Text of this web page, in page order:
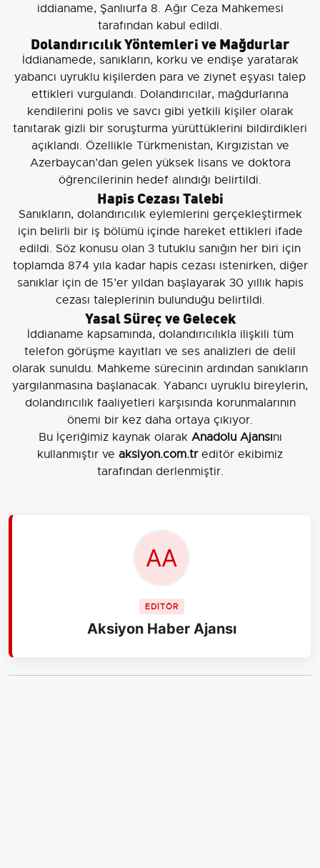
iddianame, Şanlıurfa 8. Ağır Ceza Mahkemesi
tarafından kabul edildi.
Dolandırıcılık Yöntemleri ve Mağdurlar
İddianamede, sanıkların, korku ve endişe yaratarak
yabancı uyruklu kişilerden para ve ziynet eşyası talep
ettikleri vurgulandı. Dolandırıcılar, mağdurlarına
kendilerini polis ve savcı gibi yetkili kişiler olarak
tanıtarak gizli bir soruşturma yürüttüklerini bildirdikleri
açıklandı. Özellikle Türkmenistan, Kırgızistan ve
Azerbaycan’dan gelen yüksek lisans ve doktora
öğrencilerinin hedef alındığı belirtildi.
Hapis Cezası Talebi
Sanıkların, dolandırıcılık eylemlerini gerçekleştirmek
için belirli bir iş bölümü içinde hareket ettikleri ifade
edildi. Söz konusu olan 3 tutuklu sanığın her biri için
toplamda 874 yıla kadar hapis cezası istenirken, diğer
sanıklar için de 15’er yıldan başlayarak 30 yıllık hapis
cezası taleplerinin bulunduğu belirtildi.
Yasal Süreç ve Gelecek
İddianame kapsamında, dolandırıcılıkla ilişkili tüm
telefon görüşme kayıtları ve ses analizleri de delil
olarak sunuldu. Mahkeme sürecinin ardından sanıkların
yargılanmasına başlanacak. Yabancı uyruklu bireylerin,
dolandırıcılık faaliyetleri karşısında korunmalarının
önemi bir kez daha ortaya çıkıyor.
Bu İçeriğimiz kaynak olarak Anadolu Ajansını
kullanmıştır ve aksiyon.com.treditör ekibimiz
tarafından derlenmiştir.
EDİTÖR
Aksiyon Haber Ajansı